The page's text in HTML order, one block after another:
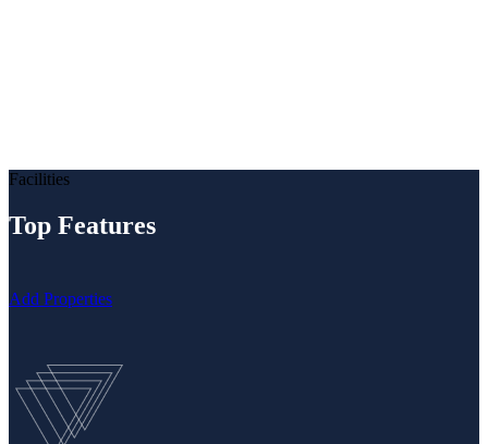
Facilities
Top Features
Add Properties